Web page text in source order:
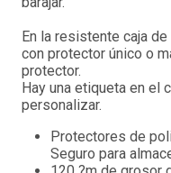
En la resistente caja
con protector único o
protector.
Hay una etiqueta en el
personalizar.
Protectores de
Seguro para